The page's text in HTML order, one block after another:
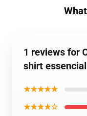
1 reviews for
shirt essencial
★★★★★
★★★★☆